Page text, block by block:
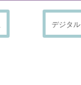
デジタ